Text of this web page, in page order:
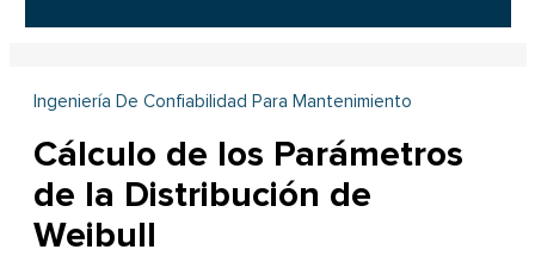
Ingeniería De Confiabilidad Para Mantenimiento
Cálculo de los Parámetros
de la Distribución de
Weibull